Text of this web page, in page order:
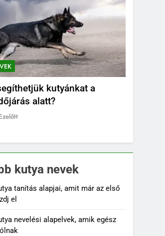
KUTYA NEVEK ORSZÁG SZERINT
nevek
kutya nevek
tanítás alapjai, amit már az első
el
nevelési alapelvek, amik egész